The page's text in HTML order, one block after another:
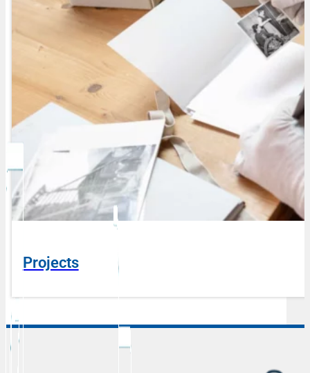
Projects